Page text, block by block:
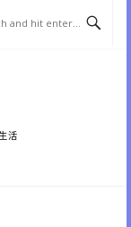
活